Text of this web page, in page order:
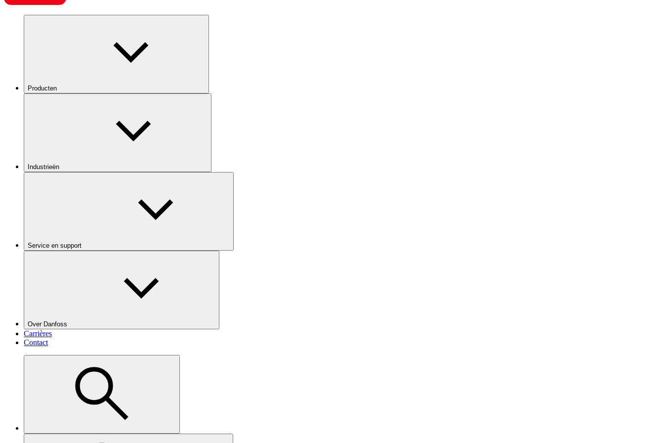
Producten
Industrieën
Service en support
Over Danfoss
Carrières
Contact